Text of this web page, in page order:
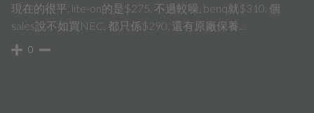
現在的很平, lite-on的是$275, 不過較噪, benq就$310, 個
sales說不如買NEC, 都只係$290, 還有原廠保養…
0